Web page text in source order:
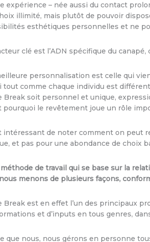
expérience – née aussi du contact
illimité, mais plutôt de pouvoir
esthétiques personnelles et ne
clé est l’ADN spécifique du
personnalisation est celle qui
tout comme chaque individu est
Break soit personnel et unique,
pourquoi le revêtement joue un rôle
intéressant de noter comment on peut
et pas pour une abondance de choix
de travail qui se base sur la
menons de plusieurs façons,
Break est en effet l’un des principaux
et d’inputs en tous genres,
que nous, nous gérons en personne